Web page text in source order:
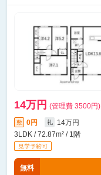
14万円 (管理費 3500円)
敷 0円 礼
14万円
3LDK / 72.87m² / 1階
無料